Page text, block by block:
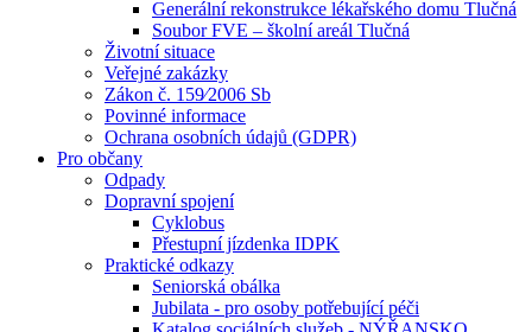
Generální rekonstrukce lékařského domu Tlučná
Soubor FVE – školní areál Tlučná
Životní situace
Veřejné zakázky
Zákon č. 159⁄2006 Sb
Povinné informace
Ochrana osobních údajů (GDPR)
Pro občany
Odpady
Dopravní spojení
Cyklobus
Přestupní jízdenka IDPK
Praktické odkazy
Seniorská obálka
Jubilata - pro osoby potřebující péči